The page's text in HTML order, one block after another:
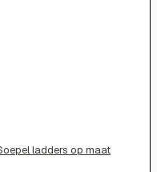
ladders op maat